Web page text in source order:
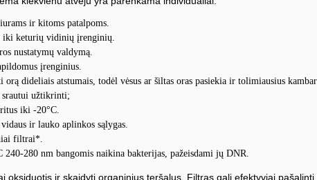
ir kitoms patalpoms.
keturių vidinių įrenginių.
nustatymų valdymą.
įrenginius.
dideliais atstumais, todėl vėsus ar šiltas oras pasiekia ir tolimiausius
srautui užtikrinti;
iki -20°C.
ir lauko aplinkos sąlygas.
filtrai*.
280 nm bangomis naikina bakterijas, pažeisdami jų DNR.
oksiduotis ir skaidyti organinius teršalus. Filtras gali efektyviai